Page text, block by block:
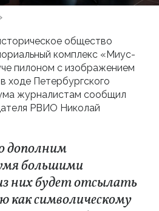
общество
комплекс «Миус-
пилоном с изображением
ходе Петербургского
журналистам сообщил
РВИО Николай
дополним
большими
них будет отсылать
как символическому